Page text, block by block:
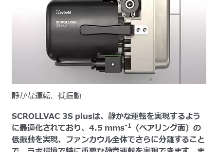
静かな運転、低振動
SCROLLVAC 3S plusは、静かな運転を実現するよう
に最適化されており、4.5 mms-1
（ベアリング面）の
低振動を実現、ファンカウル全体でさらに分離すること